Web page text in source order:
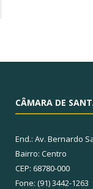
CÂMARA DE
End.: Av. Bernardo
Bairro: Centro
CEP: 68780-000
Fone: (91) 3442-1263